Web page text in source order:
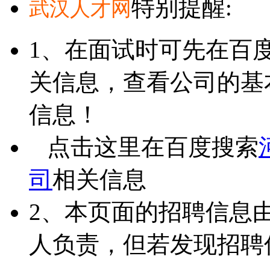
武汉人才网特别提醒:
1、在面试时可先在百
关信息，查看公司的
信息！
点击这里在百度搜索
司 相关信息
2、本页面的招聘信息
人负责，但若发现招